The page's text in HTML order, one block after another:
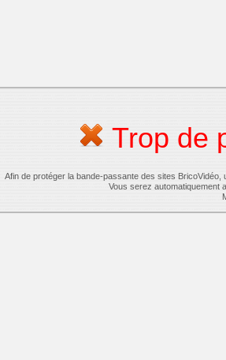
Trop de
Afin de protéger la bande-passante des sites
Vous serez automatiquement